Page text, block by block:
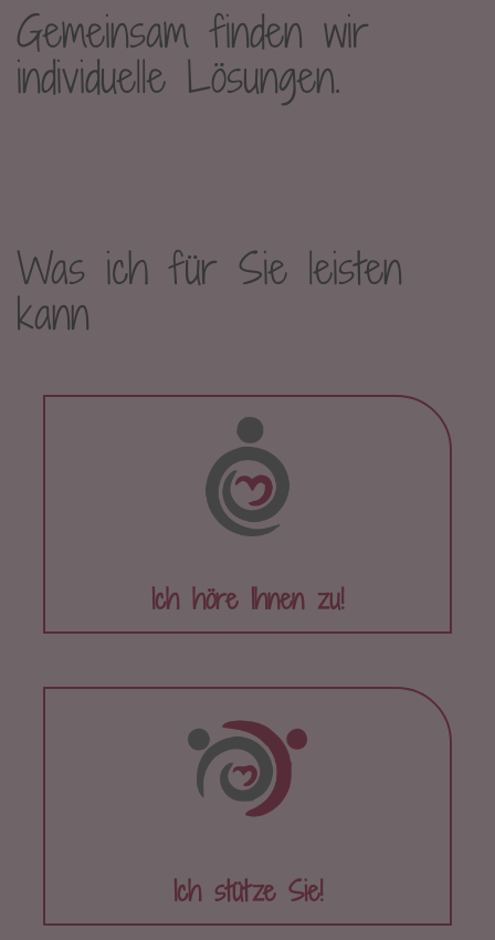
Gemeinsam finden wir
individuelle Lösungen.
Was ich für Sie leisten
kann
Ich höre Ihnen zu!
Ich stütze Sie!